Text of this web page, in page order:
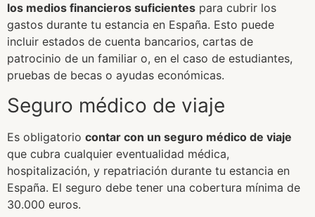
los medios financieros suficientes para cubrir los
gastos durante tu estancia en España. Esto puede
incluir estados de cuenta bancarios, cartas de
patrocinio de un familiar o, en el caso de estudiantes,
pruebas de becas o ayudas económicas.
Seguro médico de viaje
Es obligatorio contar con un seguro médico de viaje
que cubra cualquier eventualidad médica,
hospitalización, y repatriación durante tu estancia en
España. El seguro debe tener una cobertura mínima de
30.000 euros.